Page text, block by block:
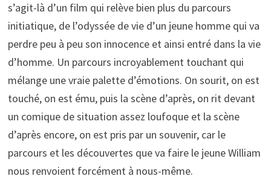
s’agit-là d’un film qui relève bien plus du parcours
initiatique, de l’odyssée de vie d’un jeune homme qui va
perdre peu à peu son innocence et ainsi entré dans la vie
d’homme. Un parcours incroyablement touchant qui
mélange une vraie palette d’émotions. On sourit, on est
touché, on est ému, puis la scène d’après, on rit devant
un comique de situation assez loufoque et la scène
d’après encore, on est pris par un souvenir, car le
parcours et les découvertes que va faire le jeune William
nous renvoient forcément à nous-même.